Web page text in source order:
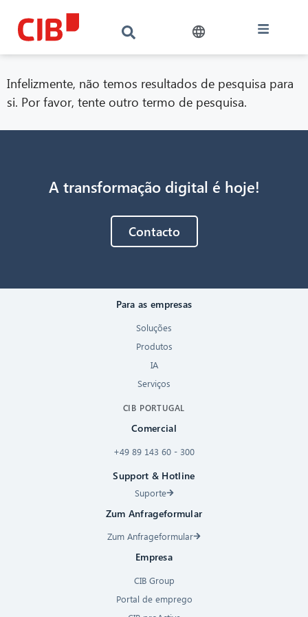
Infelizmente, não temos resultados de pesquisa para
si. Por favor, tente outro termo de pesquisa.
A transformação digital é hoje!
Contacto
Para as empresas
Soluções
Produtos
IA
Serviços
CIB PORTUGAL
Comercial
+49 89 143 60 - 300
Support & Hotline
Suporte
Zum Anfrageformular
Zum Anfrageformular
Empresa
CIB Group
Portal de emprego
Olá! O que posso fazer por si?